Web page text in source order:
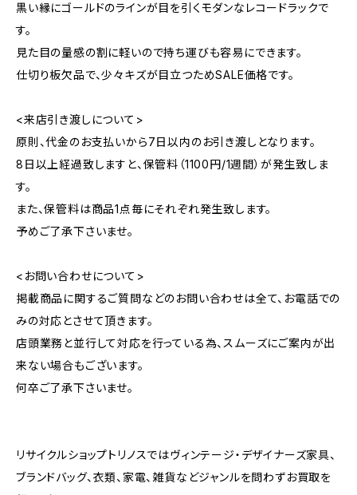
黒い縁にゴールドのラインが目を引くモダンなレコードラックで
す。
見た目の量感の割に軽いので持ち運びも容易にできます。
仕切り板欠品で、少々キズが目立つためSALE価格です。
<来店引き渡しについて>
原則、代金のお支払いから7日以内のお引き渡しとなります。
8日以上経過致しますと、保管料（1100円/1週間）が発生致しま
す。
また、保管料は商品1点毎にそれぞれ発生致します。
予めご了承下さいませ。
<お問い合わせについて>
掲載商品に関するご質問などのお問い合わせは全て、お電話での
みの対応とさせて頂きます。
店頭業務と並行して対応を行っている為、スムーズにご案内が出
来ない場合もございます。
何卒ご了承下さいませ。
リサイクルショップトリノスではヴィンテージ・デザイナーズ家具、
ブランドバッグ、衣類、家電、雑貨などジャンルを問わずお買取を